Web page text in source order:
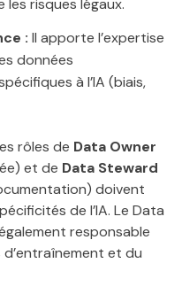
risques légaux.
: Il apporte l’expertise
données
à l’IA (biais,
rôles de Data Owner
et de Data Steward
doivent
de l’IA. Le Data
responsable
et du